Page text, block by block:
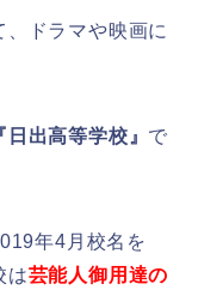
ドラマや映画に
日出高等学校』 で
年4月校名を
は芸能人御用達の